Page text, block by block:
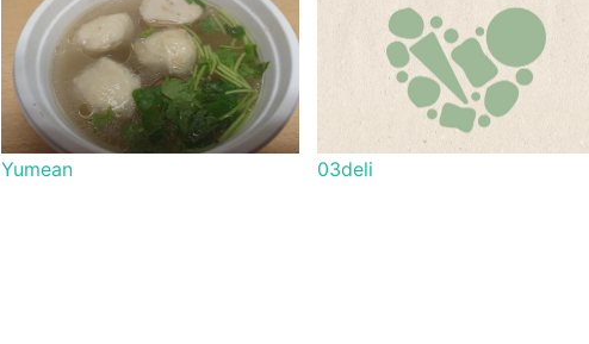
Yumean 03deli